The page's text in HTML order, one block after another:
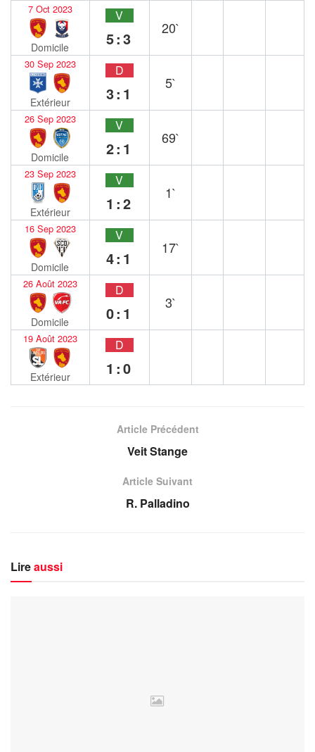
7 Oct 2023
Domicile
V
5:3
20`
30 Sep 2023
Extérieur
D
3:1
5`
26 Sep 2023
Domicile
V
2:1
69`
23 Sep 2023
Extérieur
V
1:2
1`
16 Sep 2023
Domicile
V
4:1
17`
26 Août 2023
Domicile
D
0:1
3`
19 Août 2023
Extérieur
D
1:0
Article Précédent
Veit Stange
Article Suivant
R. Palladino
Lireaussi